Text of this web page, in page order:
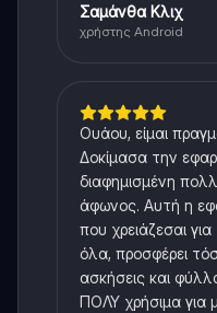
Σαμάνθα Κλιχ
χρήστης Android
Ουάου, είμαι
Δοκίμασα την
διαφημισμένη
άφωνος. Αυτή η
που χρειάζεσαι
όλα, προσφέρει
ασκήσεις και
ΠΟΛΥ χρήσιμα για